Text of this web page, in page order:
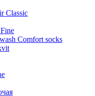
Classic
Comfort socks